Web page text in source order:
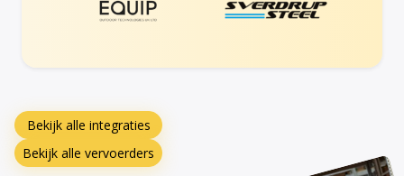
Bekijk alle integraties
Bekijk alle vervoerders